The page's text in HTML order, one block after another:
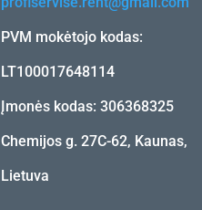
PVM mokėtojo kodas:
LT100017648114
Įmonės kodas: 306368325
Chemijos g. 27C-62, Kaunas,
Lietuva